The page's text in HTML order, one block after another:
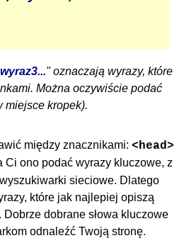
" oznaczają wyrazy, które
Można oczywiście podać
miejsce kropek).
między znacznikami: <head>
Ci ono podać wyrazy kluczowe, z
sieciowe. Dlatego
które jak najlepiej opiszą
dobrane słowa kluczowe
odnaleźć Twoją stronę.